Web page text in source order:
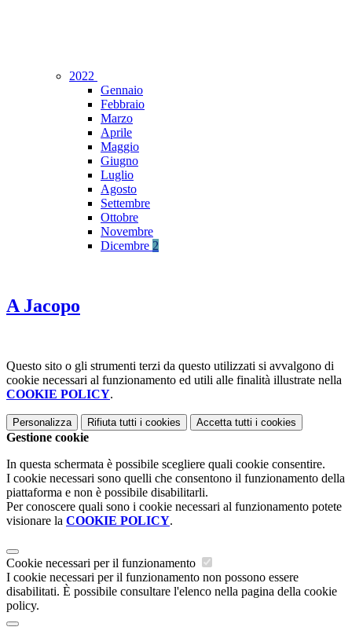
2022
Gennaio
Febbraio
Marzo
Aprile
Maggio
Giugno
Luglio
Agosto
Settembre
Ottobre
Novembre
Dicembre 2
A Jacopo
Questo sito o gli strumenti terzi da questo utilizzati si avvalgono di
cookie necessari al funzionamento ed utili alle finalità illustrate nella
COOKIE POLICY.
Personalizza Rifiuta tutti i cookies Accetta tutti i cookies
Gestione cookie
In questa schermata è possibile scegliere quali cookie consentire.
I cookie necessari sono quelli che consentono il funzionamento della
piattaforma e non è possibile disabilitarli.
Per conoscere quali sono i cookie necessari al funzionamento potete
visionare la COOKIE POLICY.
Cookie necessari per il funzionamento
I cookie necessari per il funzionamento non possono essere
disabilitati. È possibile consultare l'elenco nella pagina della cookie
policy.